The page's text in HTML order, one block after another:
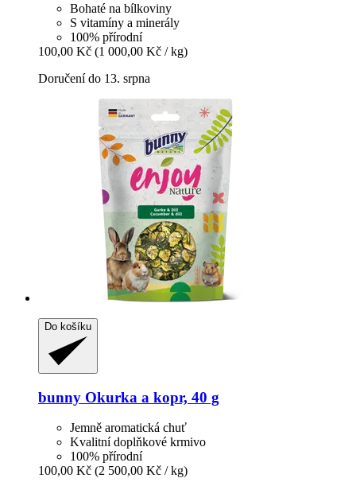
Bohaté na bílkoviny
S vitamíny a minerály
100% přírodní
100,00 Kč (1 000,00 Kč / kg)
Doručení do 13. srpna
Do košíku
bunny Okurka a kopr, 40 g
Jemně aromatická chuť
Kvalitní doplňkové krmivo
100% přírodní
100,00 Kč (2 500,00 Kč / kg)